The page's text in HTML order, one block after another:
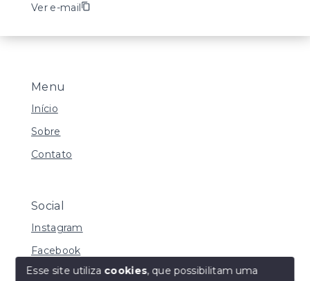
Menu
Início
Sobre
Contato
Social
Instagram
Facebook
Ver e-mail
Esse site utiliza cookies, que possibilitam uma